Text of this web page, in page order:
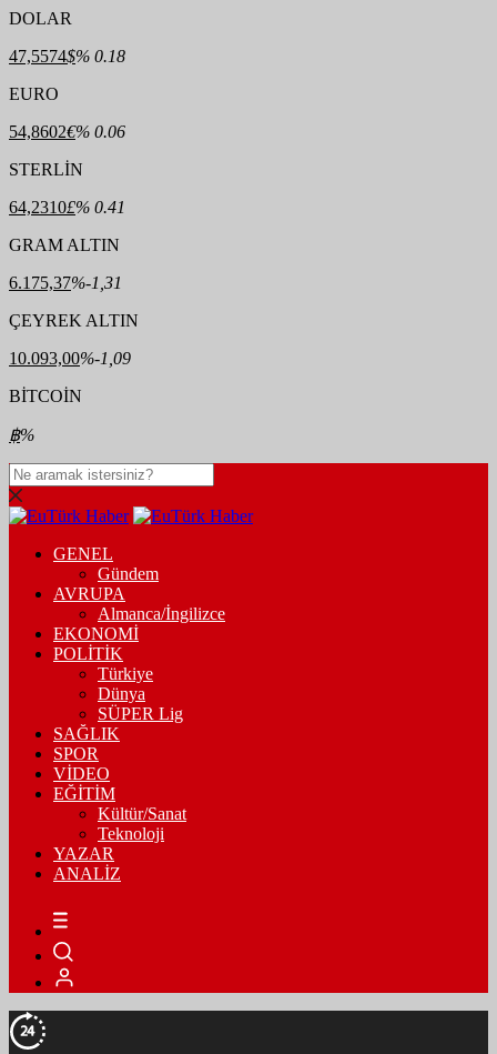
DOLAR
47,5574$% 0.18
EURO
54,8602€% 0.06
STERLİN
64,2310£% 0.41
GRAM ALTIN
6.175,37%-1,31
ÇEYREK ALTIN
10.093,00%-1,09
BİTCOİN
฿%
GENEL
Gündem
AVRUPA
Almanca/İngilizce
EKONOMİ
POLİTİK
Türkiye
Dünya
SÜPER Lig
SAĞLIK
SPOR
VİDEO
EĞİTİM
Kültür/Sanat
Teknoloji
YAZAR
ANALİZ